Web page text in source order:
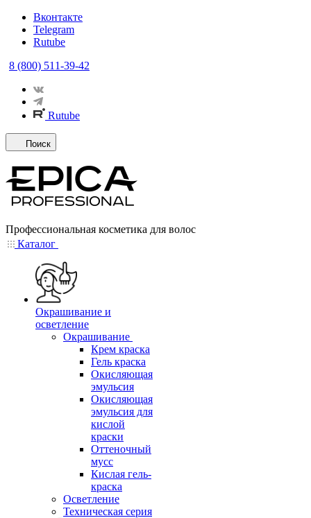
Вконтакте
Telegram
Rutube
8 (800) 511-39-42
Rutube
Поиск
Профессиональная косметика для волос
Каталог
Окрашивание и
осветление
Окрашивание
Крем краска
Гель краска
Окисляющая
эмульсия
Окисляющая
эмульсия для
кислой
краски
Оттеночный
мусс
Кислая гель-
краска
Осветление
Техническая серия